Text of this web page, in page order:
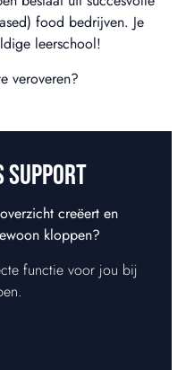
food bedrijven. Je
leerschool!
veroveren?
SUPPORT
creëert en
kloppen?
functie voor jou bij